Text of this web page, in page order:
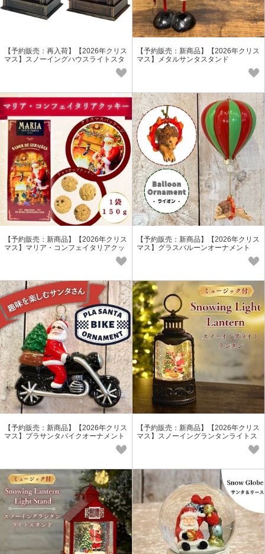
【予約販売：再入荷】【2026年クリス
マス】スノーイングハウスライトスタ
【予約販売：新商品】【2026年クリス
マス】メタルサンタスタンド
【予約販売：新商品】【2026年クリス
マス】マリア・コンフェイタリアクッ
【予約販売：新商品】【2026年クリス
マス】グラスバルーンオーナメント
【予約販売：新商品】【2026年クリス
マス】プラサンタバイクオーナメント
【予約販売：新商品】【2026年クリス
マス】スノーイングランタンライトス